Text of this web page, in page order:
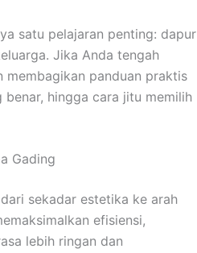
satu pelajaran penting: dapur
Jika Anda tengah
membagikan panduan praktis
hingga cara jitu memilih
Gading
sekadar estetika ke arah
efisiensi,
lebih ringan dan